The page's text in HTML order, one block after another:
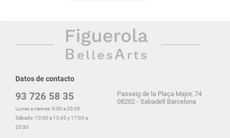
Datos de contacto
93 726 58 35
Lunes a viernes: 9:00 a 20:30
Sábado: 10:00 a 13:45 y 17:00 a
20:30
Passeig de la Plaça Major, 74
08202 - Sabadell Barcelona